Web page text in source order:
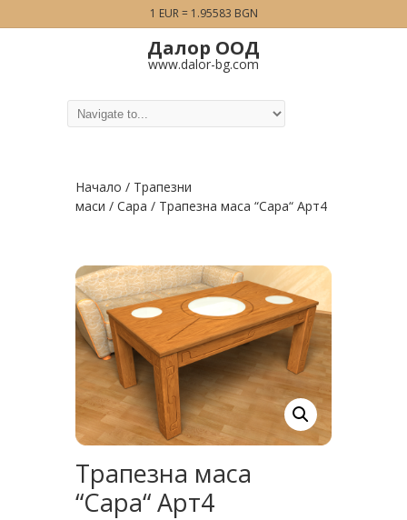
Далор ООД
www.dalor-bg.com
Начало / Трапезни
маси / Сара / Tрапезна масa “Сара“ Арт4
Tрапезна масa
“Сара“ Арт4
1 EUR = 1.95583 BGN